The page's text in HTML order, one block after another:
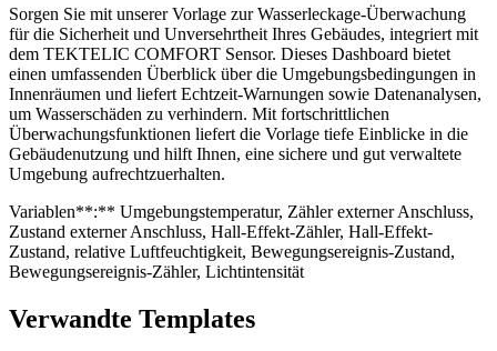
Sorgen Sie mit unserer Vorlage zur Wasserleckage-Überwachung
für die Sicherheit und Unversehrtheit Ihres Gebäudes, integriert mit
dem TEKTELIC COMFORT Sensor. Dieses Dashboard bietet
einen umfassenden Überblick über die Umgebungsbedingungen in
Innenräumen und liefert Echtzeit-Warnungen sowie Datenanalysen,
um Wasserschäden zu verhindern. Mit fortschrittlichen
Überwachungsfunktionen liefert die Vorlage tiefe Einblicke in die
Gebäudenutzung und hilft Ihnen, eine sichere und gut verwaltete
Umgebung aufrechtzuerhalten.
Variablen**:** Umgebungstemperatur, Zähler externer Anschluss,
Zustand externer Anschluss, Hall-Effekt-Zähler, Hall-Effekt-
Zustand, relative Luftfeuchtigkeit, Bewegungsereignis-Zustand,
Bewegungsereignis-Zähler, Lichtintensität
Verwandte Templates